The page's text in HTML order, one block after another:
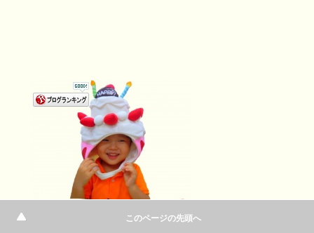
このページの先頭へ